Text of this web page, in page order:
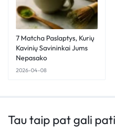
7 Matcha Paslaptys, Kurių
Kavinių Savininkai Jums
Nepasako
2026-04-08
Tau taip pat gali